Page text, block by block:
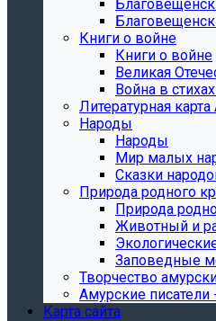
Книги о войне
Книги о войне
Великая
Война в
Литературная
Народы
Народы
Мир малых
Сказки
Природа родного
Природа
Животный и
Заповедные
Творчество
Амурские писатели
Карта сайта